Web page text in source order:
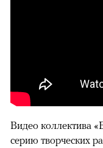
Видео коллектива
серию творческих